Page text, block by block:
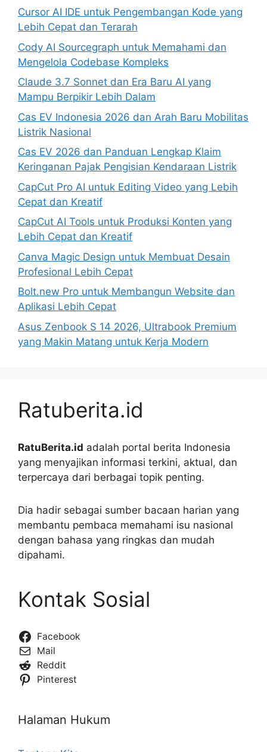
Cursor AI IDE untuk Pengembangan Kode yang
Lebih Cepat dan Terarah
Cody AI Sourcegraph untuk Memahami dan
Mengelola Codebase Kompleks
Claude 3.7 Sonnet dan Era Baru AI yang
Mampu Berpikir Lebih Dalam
Cas EV Indonesia 2026 dan Arah Baru Mobilitas
Listrik Nasional
Cas EV 2026 dan Panduan Lengkap Klaim
Keringanan Pajak Pengisian Kendaraan Listrik
CapCut Pro AI untuk Editing Video yang Lebih
Cepat dan Kreatif
CapCut AI Tools untuk Produksi Konten yang
Lebih Cepat dan Kreatif
Canva Magic Design untuk Membuat Desain
Profesional Lebih Cepat
Bolt.new Pro untuk Membangun Website dan
Aplikasi Lebih Cepat
Asus Zenbook S 14 2026, Ultrabook Premium
yang Makin Matang untuk Kerja Modern
Ratuberita.id
RatuBerita.id adalah portal berita Indonesia
yang menyajikan informasi terkini, aktual, dan
terpercaya dari berbagai topik penting.
Dia hadir sebagai sumber bacaan harian yang
membantu pembaca memahami isu nasional
dengan bahasa yang ringkas dan mudah
dipahami.
Kontak Sosial
Facebook
Mail
Reddit
Pinterest
Halaman Hukum